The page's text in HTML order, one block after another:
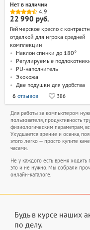
Нет в наличии
4.9
22 990 руб.
Геймерское кресло с
отделкой для игрока средней
комплекции
Наклон спинки до 180°
Регулируемые
PU-наполнитель
Экокожа
Две подушки для удобства
6 отзывов 386
Для работы за компьютером
пользователя, продуктивность
физиологическим параметрам,
Ухудшается зрение и осанка,
этого легко — просто купите
часами.
Не у каждого есть время
это и не нужно. Мы собрали
онлайн-каталоге.
Будь в курсе наших
по делу.